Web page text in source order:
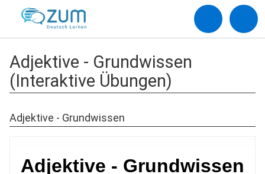
Adjektive - Grundwissen
(Interaktive Übungen)
Adjektive - Grundwissen